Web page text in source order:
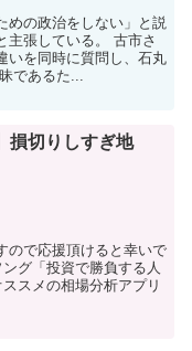
めの政治をしない」と説
主張している。 古市さ
いを同時に質問し、石丸
であるた...
損切りしすぎ地
ので応援頂けると幸いで
グ「投資で勝負する人
スメの相場分析アプリ